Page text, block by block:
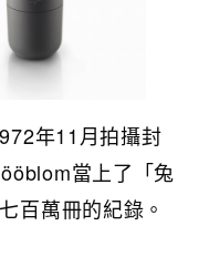
年11月拍攝封
當上了「兔
百萬冊的紀錄。